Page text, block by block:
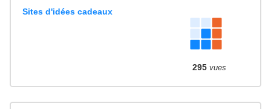
Sites d'idées cadeaux
295 vues